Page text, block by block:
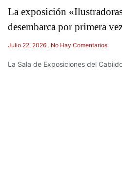
La exposición
desembarca por primera
Julio 22, 2026 No Hay Comentarios
La Sala de Exposiciones del